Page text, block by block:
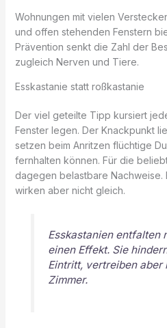
Wohnungen mit vielen
und offen stehenden Fenstern
Prävention senkt die Zahl der
zugleich Nerven und Tiere.
Esskastanie statt roßkastanie
Der viel geteilte Tipp kursiert
Fenster legen. Der Knackpunkt
setzen beim Anritzen flüchtige
fernhalten können. Für die
dagegen belastbare Nachweise.
wirken aber nicht gleich.
Esskastanien entfalten
einen Effekt. Sie
Eintritt, vertreiben aber
Zimmer.